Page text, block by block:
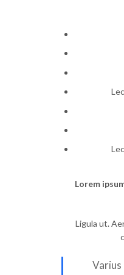
Lorem
Ligula ut.
Varius